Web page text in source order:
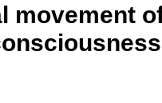
movement